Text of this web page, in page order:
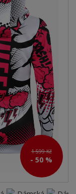
1 599 Kč
- 50 %